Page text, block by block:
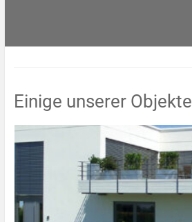
Einige unserer Objekte